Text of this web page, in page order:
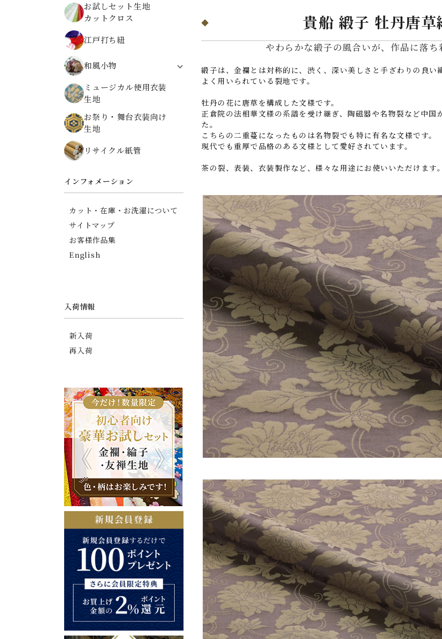
貴船 緞子 牡丹唐
やわらかな緞子の風合いが、作品に落
緞子は、金襴とは対称的に、渋く、深い美しさと手ざわりの良
よく用いられている裂地です。
牡丹の花に唐草を構成した文様です。
正倉院の法相華文様の系譜を受け継ぎ、陶磁器や名物裂など中
た。
こちらの二重蔓になったものは名物裂でも特に有名な文様です。
現代でも重厚で品格のある文様として愛好されています。
茶の裂、表装、衣装製作など、様々な用途にお使いいただけます
動物柄
レトロ文様
高島ちぢみ
お試しセット生地
カットクロス
江戸打ち紐
和風小物
システム手帳
折り布
数珠袋
金襴ケース・大
金襴小物ケース
金襴がまぐち
ちりめん碁石がまぐち
御朱印帳
友禅ちりめんポーチ
印傳調ポーチ
印傳調カードケース
信玄袋
ミュージカル使用衣装
生地
お祭り・舞台衣装向け
生地
リサイクル紙管
インフォメーション
カット・在庫・お洗濯について
サイトマップ
お客様作品集
English
入荷情報
新入荷
再入荷